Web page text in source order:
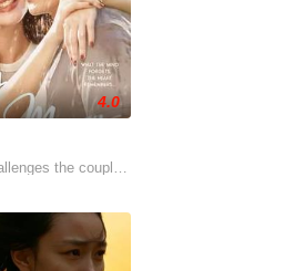
情绪反扑。她沉溺于失
，在这里转入了一所酷炫的新学校，就此
4.0
the couple's love in a way th